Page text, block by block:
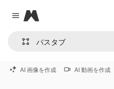
Close menu
Magnific
AI 画像を作成 AI 動画を作成